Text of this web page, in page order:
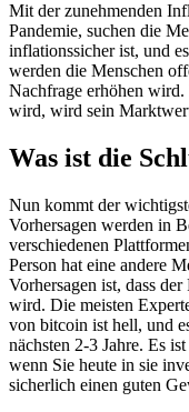
Mit der zunehmenden
Pandemie, suchen die
inflationssicher ist, und
werden die Menschen
Nachfrage erhöhen
wird, wird sein
Was ist die
Nun kommt der
Vorhersagen werden in
verschiedenen
Person hat eine andere
Vorhersagen ist, dass
wird. Die meisten
von bitcoin ist hell, und
nächsten 2-3 Jahre. Es
wenn Sie heute in sie
sicherlich einen guten